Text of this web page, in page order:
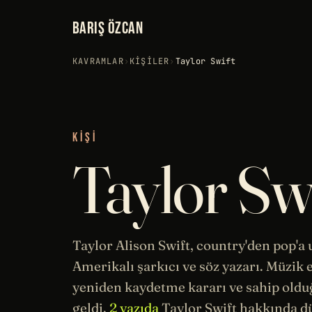
BARIŞ ÖZCAN
KAVRAMLAR› KIŞILER› Taylor Swift
KIŞI
Taylor
Taylor Alison Swift, country'den pop'a
Amerikalı şarkıcı ve söz yazarı. Müzik
yeniden kaydetme kararı ve sahip
geldi. 2 yazıda Taylor Swift hakkında